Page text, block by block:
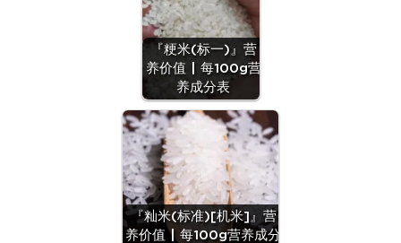
『粳米(标一)』营
养价值 | 每100g营
养成分表
『籼米(标准)[机米]』营
养价值 | 每100g营养成分